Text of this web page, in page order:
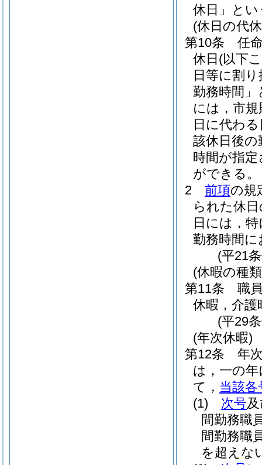
休日」とい
(休日の代
第10条
任
休日 (以下
日等に割
勤務時間」
には，市
日に代わる
該休日後の
時間が指
ができる。
2
前項の規
られた休
日には，
勤務時間
(平21
(休暇の種
第11条
職
休暇，介護
(平29
(年次休暇)
第12条
年
は，一の
て， 当該各
(1)
次号
間勤務職
間勤務職
を超えな